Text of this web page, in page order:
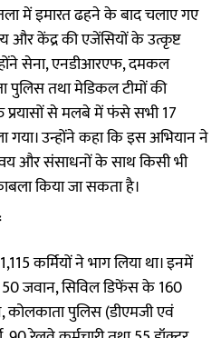
में इमारत ढहने के बाद चलाए गए
और केंद्र की एजेंसियों के उत्कृष्ट
सेना, एनडीआरएफ, दमकल
पुलिस तथा मेडिकल टीमों की
प्रयासों से मलबे में फंसे सभी 17
गया। उन्होंने कहा कि इस अभियान ने
और संसाधनों के साथ किसी भी
किया जा सकता है।
कर्मियों ने भाग लिया था। इनमें
जवान, सिविल डिफेंस के 160
कोलकाता पुलिस (डीएमजी एवं